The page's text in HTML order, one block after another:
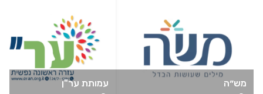
מש״ה עמותת ער"ן